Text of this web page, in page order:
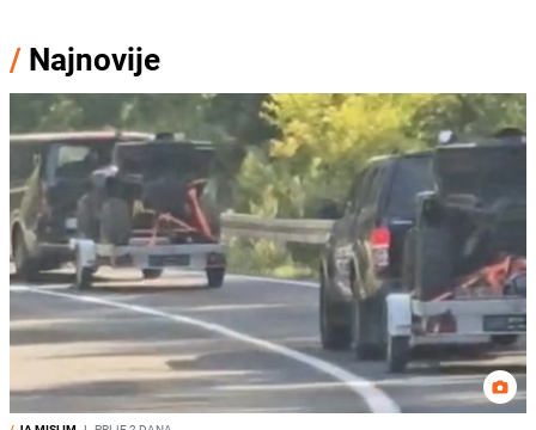
/ Najnovije